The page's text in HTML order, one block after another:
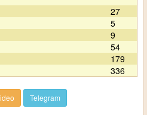
27
5
9
54
179
336
Telegram